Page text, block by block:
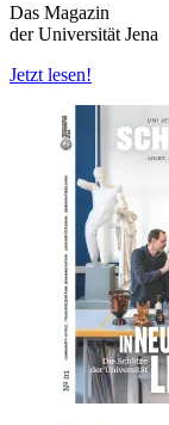
Das Magazin
der Universität Jena
Jetzt lesen!